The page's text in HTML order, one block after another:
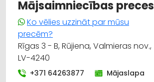
Mājsaimniecības preces
Ko vēlies uzzināt par mūsu
precēm?
Rīgas 3 - B, Rūjiena, Valmieras nov.,
LV-4240
+371 64263877 Mājaslapa